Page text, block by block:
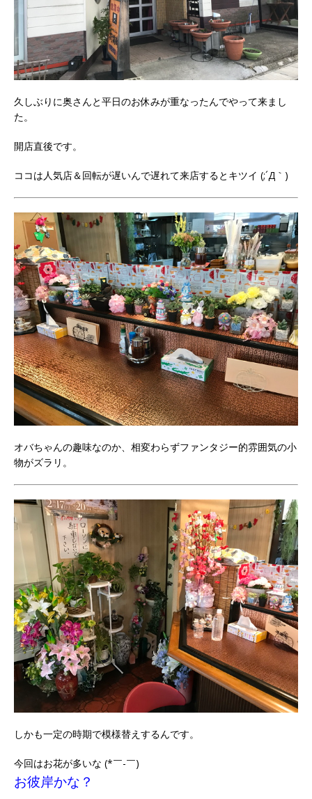
久しぶりに奥さんと平日のお休みが重なったんでやって来まし
た。
開店直後です。
ココは人気店＆回転が遅いんで遅れて来店するとキツイ (;´Д｀)
オバちゃんの趣味なのか、相変わらずファンタジー的雰囲気の小
物がズラリ。
しかも一定の時期で模様替えするんです。
今回はお花が多いな (*￣-￣)
お彼岸かな？